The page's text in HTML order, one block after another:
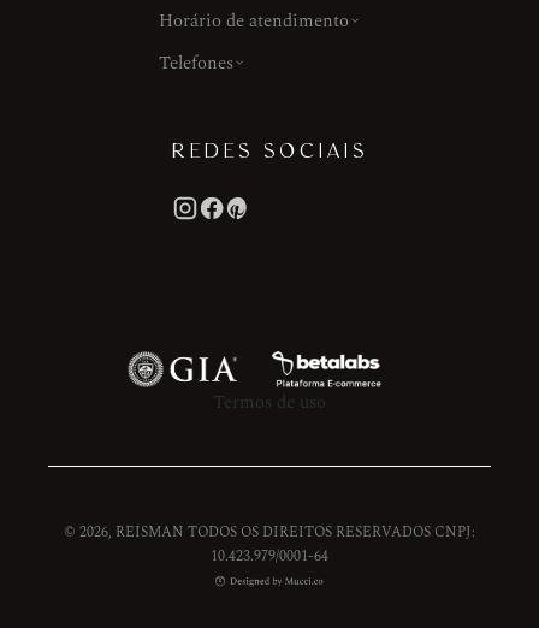
Horário de atendimento
Telefones
REDES SOCIAIS
Termos de uso
© 2026, REISMAN TODOS OS DIREITOS RESERVADOS CNPJ:
10.423.979/0001-64